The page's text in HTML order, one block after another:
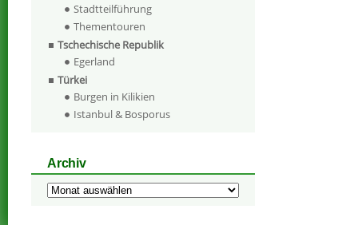
Stadtteilführung
Thementouren
Tschechische Republik
Egerland
Türkei
Burgen in Kilikien
Istanbul & Bosporus
Archiv
Archiv